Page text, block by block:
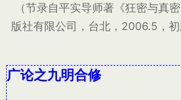
（节录自平实导师著《狂密与真
版社有限公司，台北，2006.5，
广论之九明合修